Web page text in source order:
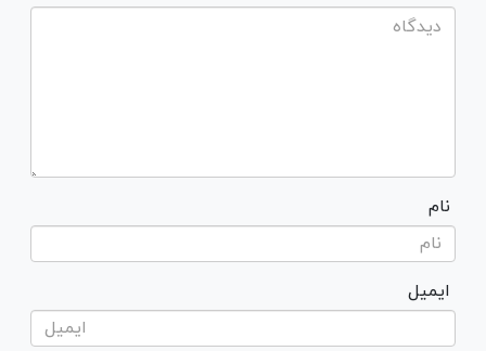
نام
ایمیل